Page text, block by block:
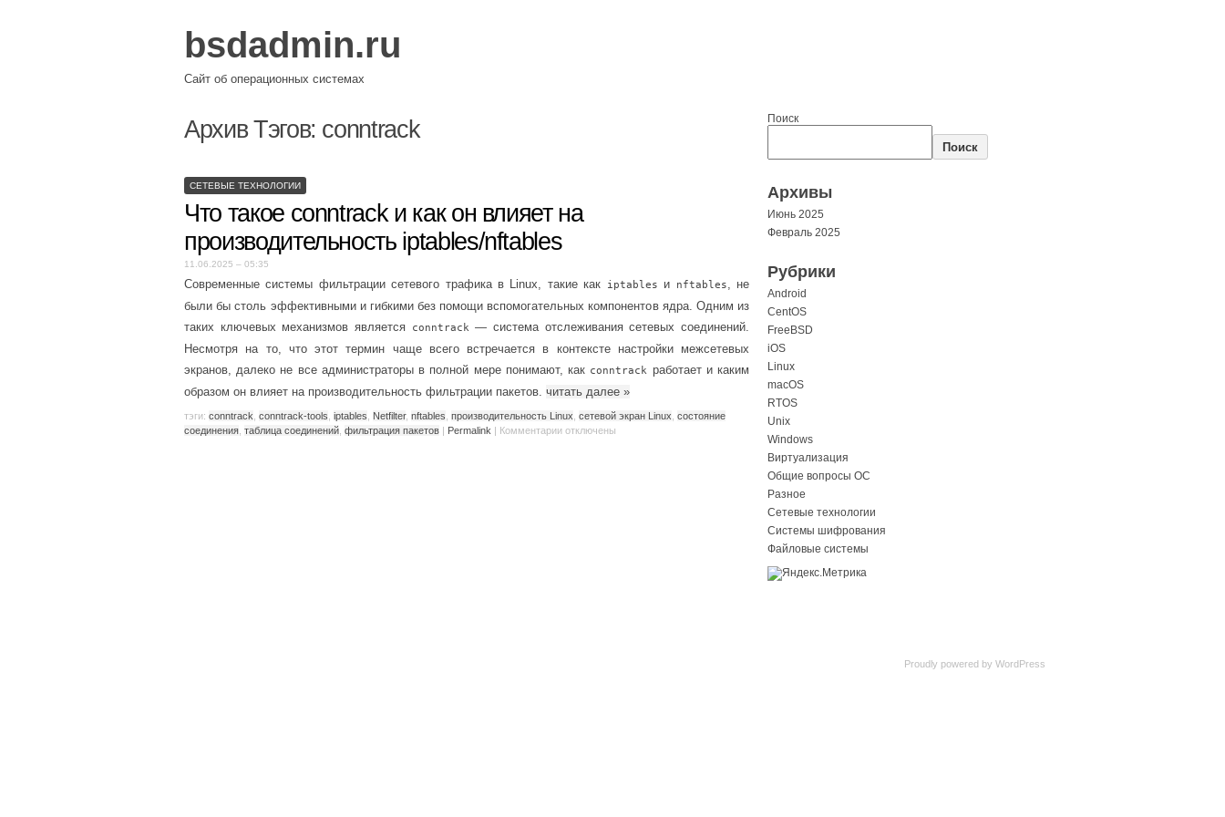
bsdadmin.ru
Сайт об операционных системах
Архив Тэгов: conntrack
СЕТЕВЫЕ ТЕХНОЛОГИИ
Что такое conntrack и как он влияет на
производительность iptables/nftables
11.06.2025 – 05:35
Современные системы фильтрации сетевого трафика в Linux, такие как iptables и nftables, не
были бы столь эффективными и гибкими без помощи вспомогательных компонентов ядра. Одним из
таких ключевых механизмов является
conntrack— система отслеживания сетевых соединений.
Несмотря на то, что этот термин чаще всего встречается в контексте настройки межсетевых
экранов, далеко не все администраторы в полной мере понимают, как conntrack работает и каким
образом он влияет на производительность фильтрации пакетов. читать далее »
тэги: conntrack conntrack-tools iptables Netfilter, nftables производительность Linux сетевой экран Linux состояние
соединения таблица соединений фильтрация пакетов | Permalink | Комментарии отключены
Поиск
Поиск
Архивы
Июнь 2025
Февраль 2025
Рубрики
Android
CentOS
FreeBSD
iOS
Linux
macOS
RTOS
Unix
Windows
Виртуализация
Общие вопросы ОС
Разное
Сетевые технологии
Системы шифрования
Файловые системы
Proudly powered by WordPress